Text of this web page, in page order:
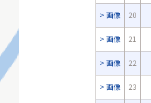
画像 20
画像 21
画像 22
画像 23